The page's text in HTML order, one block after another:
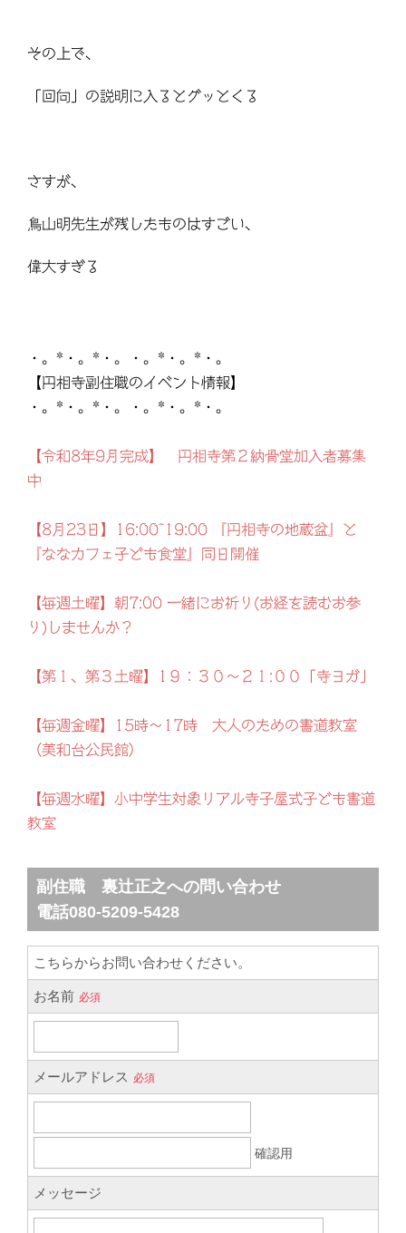
その上で、
「回向」の説明に入るとグッとくる
さすが、
鳥山明先生が残したものはすごい、
偉大すぎる
・。*・。*・。・。*・。*・。
【円相寺副住職のイベント情報】
・。*・。*・。・。*・。*・。
【令和8年9月完成】 円相寺第２納骨堂加入者募集
中
【8月23日】16:00~19:00 『円相寺の地蔵盆』と
『ななカフェ子ども食堂』同日開催
【毎週土曜】朝7:00 一緒にお祈り(お経を読むお参
り)しませんか？
【第１、第３土曜】1９：３０～２１:００「寺ヨガ」
【毎週金曜】15時～17時 大人のための書道教室
（美和台公民館）
【毎週水曜】小中学生対象リアル寺子屋式子ども書道
教室